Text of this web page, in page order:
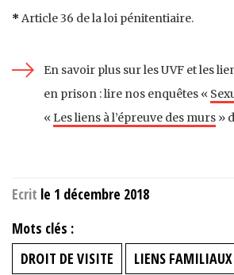
* Article 36 de la loi pénitentiaire.
En savoir plus sur les UVF et les
en prison : lire nos enquêtes «
« Les liens à l’épreuve des murs »
Ecrit le 1 décembre 2018
Mots clés :
DROIT DE VISITE
LIENS FAMILIAUX